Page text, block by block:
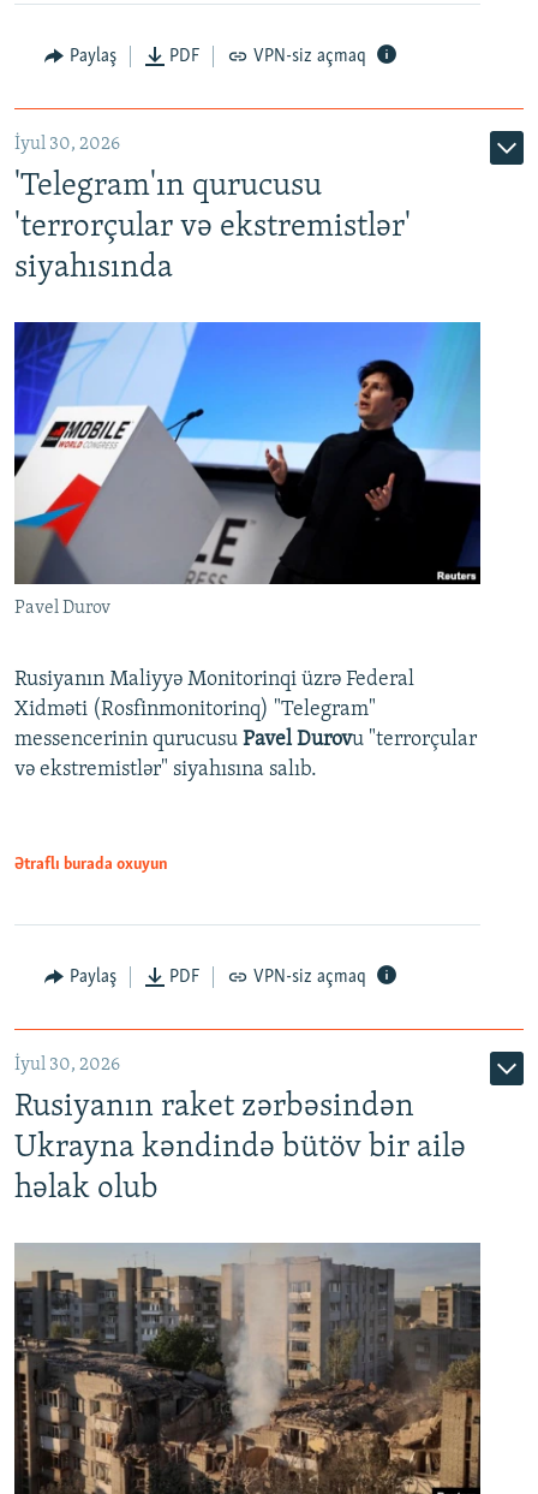
Paylaş PDF VPN-siz açmaq
İyul 30, 2026
'Telegram'ın qurucusu
'terrorçular və ekstremistlər'
siyahısında
Pavel Durov
Rusiyanın Maliyyə Monitorinqi üzrə Federal
Xidməti (Rosfinmonitorinq) "Telegram"
messencerinin qurucusu Pavel Durovu "terrorçular
və ekstremistlər" siyahısına salıb.
Ətraflı burada oxuyun
Paylaş PDF VPN-siz açmaq
İyul 30, 2026
Rusiyanın raket zərbəsindən
Ukrayna kəndində bütöv bir ailə
həlak olub